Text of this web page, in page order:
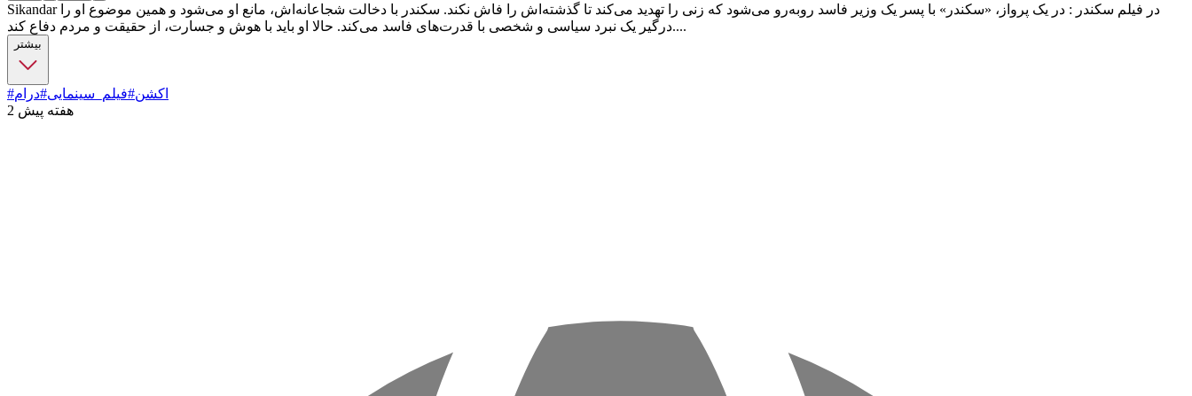
Sikandar در فیلم سکندر : در یک پرواز، «سکندر» با پسر یک وزیر فاسد روبه‌رو می‌شود که زنی را تهدید می‌کند تا گذشته‌اش را فاش نکند. سکندر با دخالت شجاعانه‌اش، مانع او می‌شود و همین موضوع او را
درگیر یک نبرد سیاسی و شخصی با قدرت‌های فاسد می‌کند. حالا او باید با هوش و جسارت، از حقیقت و مردم دفاع کند....
بیشتر
#اکشن#فیلم_سینمایی#درام
2 هفته پیش